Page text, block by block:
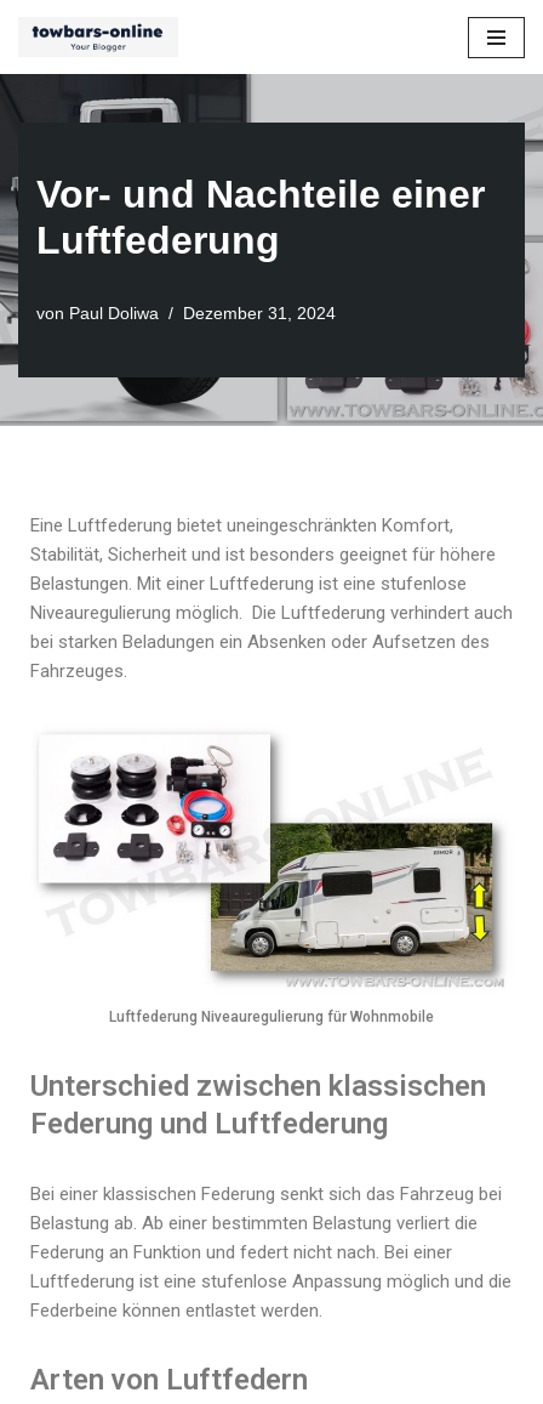
springen
Vor- und Nachteile einer
Luftfederung
von Paul Doliwa Dezember 31, 2024
Eine Luftfederung bietet uneingeschränkten Komfort,
Stabilität, Sicherheit und ist besonders geeignet für höhere
Belastungen. Mit einer Luftfederung ist eine stufenlose
Niveauregulierung möglich. Die Luftfederung verhindert auch
bei starken Beladungen ein Absenken oder Aufsetzen des
Fahrzeuges.
Luftfederung Niveauregulierung für Wohnmobile
Unterschied zwischen klassischen
Federung und Luftfederung
Bei einer klassischen Federung senkt sich das Fahrzeug bei
Belastung ab. Ab einer bestimmten Belastung verliert die
Federung an Funktion und federt nicht nach. Bei einer
Luftfederung ist eine stufenlose Anpassung möglich und die
Federbeine können entlastet werden.
Arten von Luftfedern